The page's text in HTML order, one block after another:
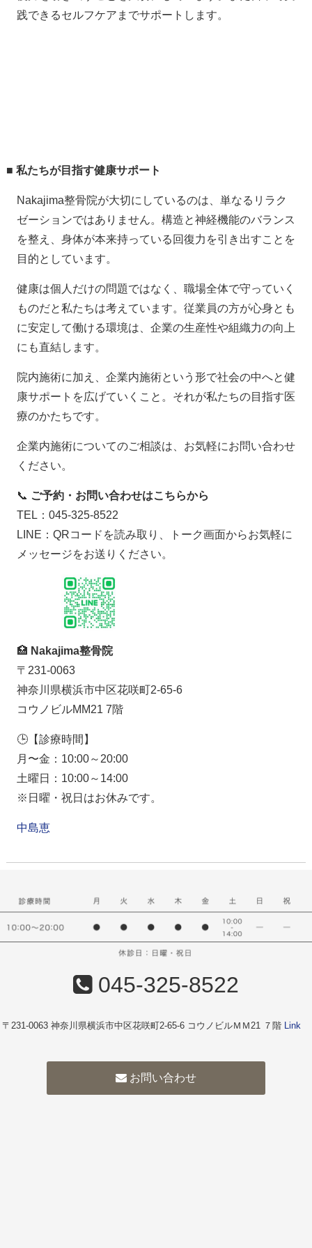
践できるセルフケアまでサポートします。
■ 私たちが目指す健康サポート
Nakajima整骨院が大切にしているのは、単なるリラク
ゼーションではありません。構造と神経機能のバランス
を整え、身体が本来持っている回復力を引き出すことを
目的としています。
健康は個人だけの問題ではなく、職場全体で守っていく
ものだと私たちは考えています。従業員の方が心身とも
に安定して働ける環境は、企業の生産性や組織力の向上
にも直結します。
院内施術に加え、企業内施術という形で社会の中へと健
康サポートを広げていくこと。それが私たちの目指す医
療のかたちです。
企業内施術についてのご相談は、お気軽にお問い合わせ
ください。
📞 ご予約・お問い合わせはこちらから
TEL：045-325-8522
LINE：QRコードを読み取り、トーク画面からお気軽に
メッセージをお送りください。
🏥 Nakajima整骨院
〒231-0063
神奈川県横浜市中区花咲町2-65-6
コウノビルMM21 7階
🕒【診療時間】
月〜金：10:00～20:00
土曜日：10:00～14:00
※日曜・祝日はお休みです。
中島恵
045-325-8522
〒231-0063 神奈川県横浜市中区花咲町2-65-6 コウノビルＭＭ21 ７階 Link
お問い合わせ